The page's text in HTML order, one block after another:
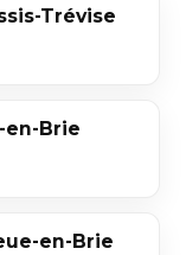
Trévise
en-Brie
en-Brie